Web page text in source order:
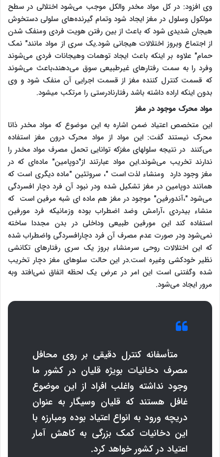
وی افزود: در کل مواد مخدر والکل موجب می‌شود اختلالی در سطح
مولکول وسلول در مغز ایجاد شود وتمام گیرنده‌های سلولی دستخوش
هیجان شدیدی شود که باعث از بین رفتن هویت فردی ومنفک شدن
از اجتماع وبروز اختلالات هیجانی شود.یک سری از مواد مانند" نمک
حمام" علاوه بر اینکه باعث ایجاد توهمات وهیجانات فردی می‌شوند
وفرد را به سمت رفتارهای غیرطبیعی سوق می‌دهند،باعث می‌شوند
که قسمت کنترل کننده مغز از قسمت اجرایی آن منفک شود و وی
بدون اینکه اراده داشته باشد رفتارنادرستی را مرتکب میشود.
مواد محرک موجود در مغز
این متخصص اعتیاد ضمن اشاره به این موضوع که مواد مخدر ذاتا
محرک نیستند گفت: این مواد از مواد محرک درون مغز استفاده
می‌کنند در نتیجه سلولهای مغزکه توانایی تحمل مصرف مواد مخدر را
ندارند تخریب می‌شوند.این مواد عبارتند از"دوپامین" ماده‌ای که در
مغز وجود دارد ومنشاء لذت است "، سروتئین "ماده دیگری است که
همانند دوپامین در مغز تشکیل شده ودر نبود آن فرد دچار افسردگی
می‌شود "،آندورفین" موجود در مغز هم ماده ای شبه مرفین است که
منشاء بیدردی ،آرامش وضد اضطراب بوده وزمانیکه فرد مورفین
استفاده کند این مورفین طبیعی وداخلی در بدن مجددا ساخته
نمی‌شود ودر صورت عدم مصرف آن فرد دچارافسردگی واضطراب شده
که این اختلالات روحی سرمنشاء بروز یک سری رفتارهای تکانشی
نظیر خودکشی وغیره است.در این حالت سلوهای مغز دچار تخریب
شده وگفتنی است این امر در عرض یک لحظه اتفاق نمی‌افتد وبه
مرور ایجاد می‌شود.
متأسفانه کنترل دقیقی بر روی محافل
مصرف دخانیات بویژه قلیان در کشور ما
وجود نداشته واغلب افراد از این موضوع
غافل هستند که قلیان وسیگار به عنوان
دریچه ورود به انواع اعتیاد بوده ومبارزه با
این دخانیات کمک بزرگی به کاهش آمار
اعتیاد در کشور خواهد کرد.